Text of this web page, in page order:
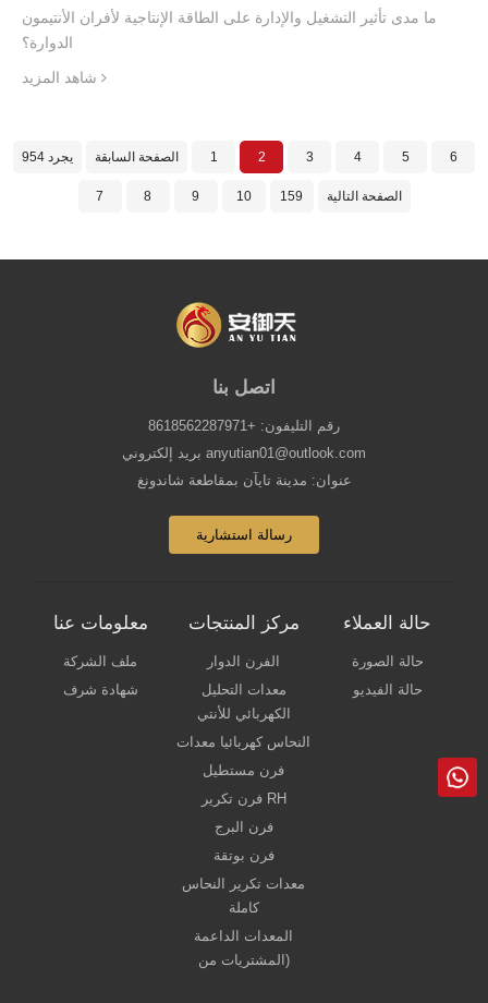
ما مدى تأثير التشغيل والإدارة على الطاقة الإنتاجية لأفران الأنتيمون
الدوارة؟
954 يجرد الصفحة السابقة 1 2 3 4 5 6
7 8 9 10 159 الصفحة التالية
اتصل بنا
رقم التليفون: +8618562287971
بريد إلكتروني anyutian01@outlook.com
عنوان: مدينة تايآن بمقاطعة شاندونغ
رسالة استشارية
معلومات عنا
ملف الشركة
شهادة شرف
مركز المنتجات
الفرن الدوار
معدات التحليل
الكهربائي للأنتي
النحاس كهربائيا معدات
فرن مستطيل
فرن تكرير RH
فرن البرج
فرن بوتقة
معدات تكرير النحاس
كاملة
المعدات الداعمة
(المشتريات من
حالة العملاء
حالة الصورة
حالة الفيديو